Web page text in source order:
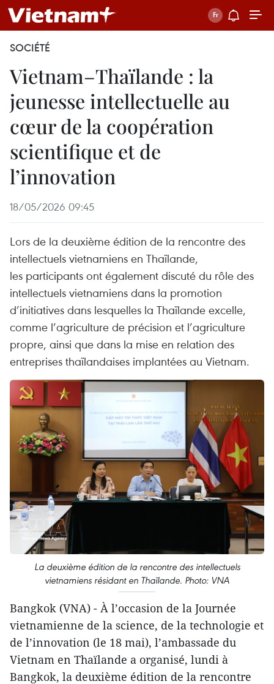
SOCIÉTÉ
Vietnam–Thaïlande : la
jeunesse intellectuelle au
cœur de la coopération
scientifique et de
l’innovation
18/05/2026 09:45
Lors de la deuxième édition de la rencontre des
intellectuels vietnamiens en Thaïlande,
les participants ont également discuté du rôle des
intellectuels vietnamiens dans la promotion
d’initiatives dans lesquelles la Thaïlande excelle,
comme l’agriculture de précision et l’agriculture
propre, ainsi que dans la mise en relation des
entreprises thaïlandaises implantées au Vietnam.
La deuxième édition de la rencontre des intellectuels
vietnamiens résidant en Thaïlande. Photo: VNA
Bangkok (VNA) - À l’occasion de la Journée
vietnamienne de la science, de la technologie et
de l’innovation (le 18 mai), l’ambassade du
Vietnam en Thaïlande a organisé, lundi à
Bangkok, la deuxième édition de la rencontre